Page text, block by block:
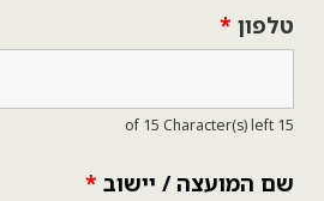
*
המועצה / יישוב*